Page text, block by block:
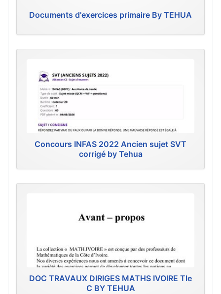
Documents d'exercices primaire By TEHUA
Concours INFAS 2022 Ancien sujet SVT
corrigé by Tehua
DOC TRAVAUX DIRIGES MATHS IVOIRE Tle
C BY TEHUA